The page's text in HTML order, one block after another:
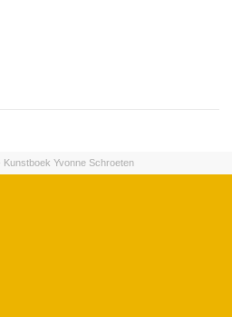
Kunstboek Yvonne Schroeten